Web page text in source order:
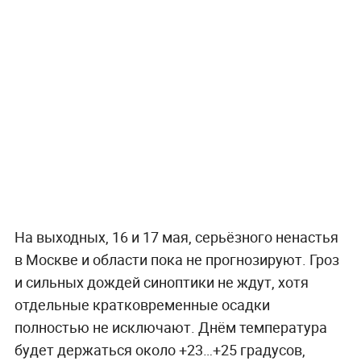
На выходных, 16 и 17 мая, серьёзного ненастья
в Москве и области пока не прогнозируют. Гроз
и сильных дождей синоптики не ждут, хотя
отдельные кратковременные осадки
полностью не исключают. Днём температура
будет держаться около +23…+25 градусов,